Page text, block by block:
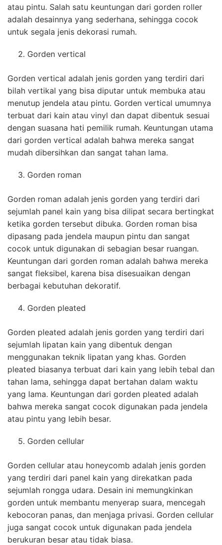
atau pintu. Salah satu keuntungan dari gorden roller
adalah desainnya yang sederhana, sehingga cocok
untuk segala jenis dekorasi rumah.
Gorden vertical
Gorden vertical adalah jenis gorden yang terdiri dari
bilah vertikal yang bisa diputar untuk membuka atau
menutup jendela atau pintu. Gorden vertical umumnya
terbuat dari kain atau vinyl dan dapat dibentuk sesuai
dengan suasana hati pemilik rumah. Keuntungan utama
dari gorden vertical adalah bahwa mereka sangat
mudah dibersihkan dan sangat tahan lama.
Gorden roman
Gorden roman adalah jenis gorden yang terdiri dari
sejumlah panel kain yang bisa dilipat secara bertingkat
ketika gorden tersebut dibuka. Gorden roman bisa
dipasang pada jendela maupun pintu dan sangat
cocok untuk digunakan di sebagian besar ruangan.
Keuntungan dari gorden roman adalah bahwa mereka
sangat fleksibel, karena bisa disesuaikan dengan
berbagai kebutuhan dekoratif.
Gorden pleated
Gorden pleated adalah jenis gorden yang terdiri dari
sejumlah lipatan kain yang dibentuk dengan
menggunakan teknik lipatan yang khas. Gorden
pleated biasanya terbuat dari kain yang lebih tebal dan
tahan lama, sehingga dapat bertahan dalam waktu
yang lama. Keuntungan dari gorden pleated adalah
bahwa mereka sangat cocok digunakan pada jendela
atau pintu yang lebih besar.
Gorden cellular
Gorden cellular atau honeycomb adalah jenis gorden
yang terdiri dari panel kain yang direkatkan pada
sejumlah rongga udara. Desain ini memungkinkan
gorden untuk membantu menyerap suara, mencegah
kebocoran panas, dan menjaga privasi. Gorden cellular
juga sangat cocok untuk digunakan pada jendela
berukuran besar atau tidak biasa.